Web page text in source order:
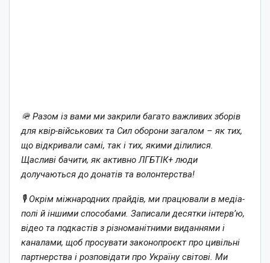
🪖 Разом із вами ми закрили багато важливих зборів
для квір-військових та Сил оборони загалом – як тих,
що відкривали самі, так і тих, якими ділилися.
Щасливі бачити, як активно ЛГБТІК+ люди
долучаються до донатів та волонтерства!
🎙 Окрім міжнародних прайдів, ми працювали в медіа-
полі й іншими способами. Записали десятки інтерв’ю,
відео та подкастів з різноманітними виданнями і
каналами, щоб просувати законопроєкт про цивільні
партнерства і розповідати про Україну світові. Ми